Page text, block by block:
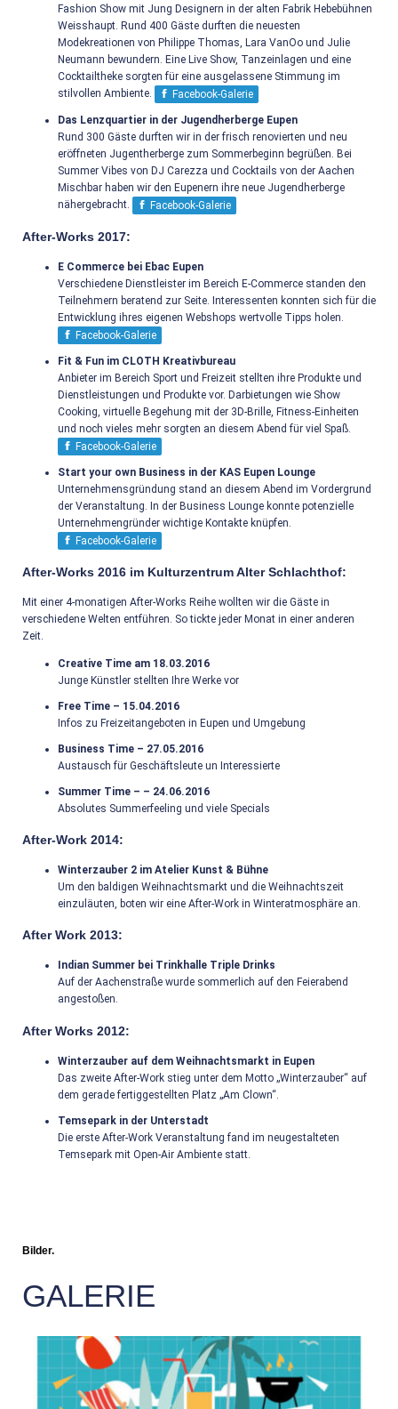
Fashion Show mit Jung Designern in der alten Fabrik Hebebühnen
Weisshaupt. Rund 400 Gäste durften die neuesten
Modekreationen von Philippe Thomas, Lara VanOo und Julie
Neumann bewundern. Eine Live Show, Tanzeinlagen und eine
Cocktailtheke sorgten für eine ausgelassene Stimmung im
stilvollen Ambiente.
Facebook-Galerie
Das Lenzquartier in der Jugendherberge Eupen
Rund 300 Gäste durften wir in der frisch renovierten und neu
eröffneten Jugentherberge zum Sommerbeginn begrüßen. Bei
Summer Vibes von DJ Carezza und Cocktails von der Aachen
Mischbar haben wir den Eupenern ihre neue Jugendherberge
nähergebracht.
Facebook-Galerie
After-Works 2017:
E Commerce bei Ebac Eupen
Verschiedene Dienstleister im Bereich E-Commerce standen den
Teilnehmern beratend zur Seite. Interessenten konnten sich für die
Entwicklung ihres eigenen Webshops wertvolle Tipps holen.
Facebook-Galerie
Fit & Fun im CLOTH Kreativbureau
Anbieter im Bereich Sport und Freizeit stellten ihre Produkte und
Dienstleistungen und Produkte vor. Darbietungen wie Show
Cooking, virtuelle Begehung mit der 3D-Brille, Fitness-Einheiten
und noch vieles mehr sorgten an diesem Abend für viel Spaß.
Facebook-Galerie
Start your own Business in der KAS Eupen Lounge
Unternehmensgründung stand an diesem Abend im Vordergrund
der Veranstaltung. In der Business Lounge konnte potenzielle
Unternehmengründer wichtige Kontakte knüpfen.
Facebook-Galerie
After-Works 2016 im Kulturzentrum Alter Schlachthof:
Mit einer 4-monatigen After-Works Reihe wollten wir die Gäste in
verschiedene Welten entführen. So tickte jeder Monat in einer anderen
Zeit.
Creative Time am 18.03.2016
Junge Künstler stellten Ihre Werke vor
Free Time – 15.04.2016
Infos zu Freizeitangeboten in Eupen und Umgebung
Business Time – 27.05.2016
Austausch für Geschäftsleute un Interessierte
Summer Time – – 24.06.2016
Absolutes Summerfeeling und viele Specials
After-Work 2014:
Winterzauber 2 im Atelier Kunst & Bühne
Um den baldigen Weihnachtsmarkt und die Weihnachtszeit
einzuläuten, boten wir eine After-Work in Winteratmosphäre an.
After Work 2013:
Indian Summer bei Trinkhalle Triple Drinks
Auf der Aachenstraße wurde sommerlich auf den Feierabend
angestoßen.
After Works 2012:
Winterzauber auf dem Weihnachtsmarkt in Eupen
Das zweite After-Work stieg unter dem Motto „Winterzauber“ auf
dem gerade fertiggestellten Platz „Am Clown“.
Temsepark in der Unterstadt
Die erste After-Work Veranstaltung fand im neugestalteten
Temsepark mit Open-Air Ambiente statt.
Bilder.
GALERIE